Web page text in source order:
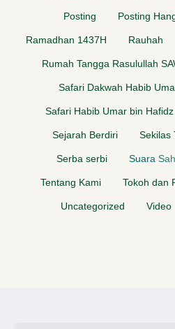
Posting Posting
Ramadhan 1437H Rauhah
Rumah Tangga Rasulullah
Safari Dakwah Habib
Safari Habib Umar bin
Sejarah Berdiri Sekilas
Serba serbi Suara
Tentang Kami Tokoh dan
Uncategorized Video